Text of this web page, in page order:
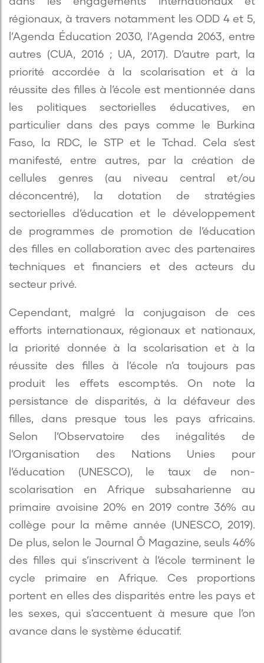
régionaux, à travers notamment les ODD 4 et 5,
l’Agenda Éducation 2030, l’Agenda 2063, entre
autres (CUA, 2016 ; UA, 2017). D’autre part, la
priorité accordée à la scolarisation et à la
réussite des filles à l’école est mentionnée dans
les politiques sectorielles éducatives, en
particulier dans des pays comme le Burkina
Faso, la RDC, le STP et le Tchad. Cela s’est
manifesté, entre autres, par la création de
cellules genres (au niveau central et/ou
déconcentré), la dotation de stratégies
sectorielles d’éducation et le développement
de programmes de promotion de l’éducation
des filles en collaboration avec des partenaires
techniques et financiers et des acteurs du
secteur privé.
Cependant, malgré la conjugaison de ces
efforts internationaux, régionaux et nationaux,
la priorité donnée à la scolarisation et à la
réussite des filles à l’école n’a toujours pas
produit les effets escomptés. On note la
persistance de disparités, à la défaveur des
filles, dans presque tous les pays africains.
Selon l’Observatoire des inégalités de
l’Organisation des Nations Unies pour
l’éducation (UNESCO), le taux de non-
scolarisation en Afrique subsaharienne au
primaire avoisine 20% en 2019 contre 36% au
collège pour la même année (UNESCO, 2019).
De plus, selon le Journal Ô Magazine, seuls 46%
des filles qui s’inscrivent à l’école terminent le
cycle primaire en Afrique. Ces proportions
portent en elles des disparités entre les pays et
les sexes, qui s'accentuent à mesure que l’on
avance dans le système éducatif.